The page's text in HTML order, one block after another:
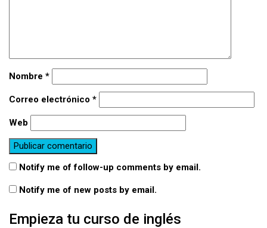
Nombre *
Correo electrónico *
Web
Notify me of follow-up comments by email.
Notify me of new posts by email.
Empieza tu curso de inglés